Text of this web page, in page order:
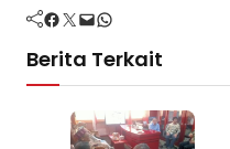
Facebook Twitter Mail WhatsApp
Berita Terkait